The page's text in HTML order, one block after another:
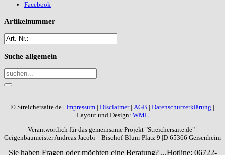
Facebook
Artikelnummer
Suche allgemein
© Streichersaite.de | Impressum | Disclaimer| AGB | Datenschutzerklärung |
Layout und Design: WML
Verantwortlich für das gemeinsame Projekt "Streichersaite.de" |
Geigenbaumeister Andreas Jacobi | Bischof-Blum-Platz 9 |D-65366 Geisenheim
Sie haben Fragen oder möchten eine Beratung? ...Hotline: 06722-